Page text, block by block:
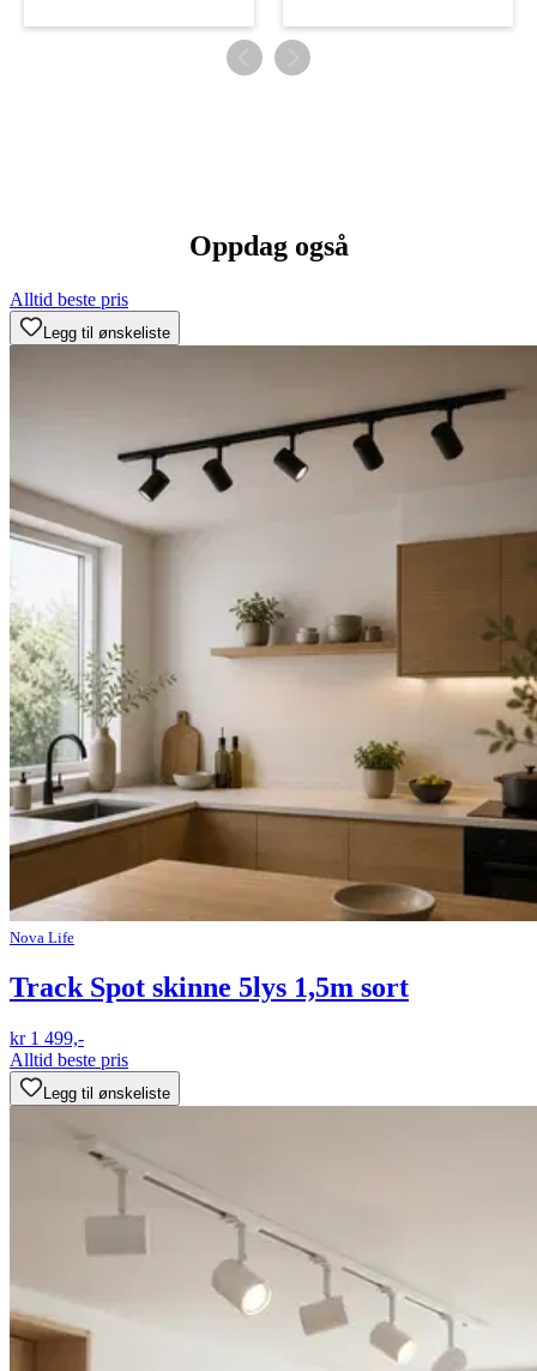
Oppdag også
Alltid beste pris
Legg til ønskeliste
Nova Life
Track Spot skinne 5lys 1,5m sort
kr 1 499,-
Alltid beste pris
Legg til ønskeliste